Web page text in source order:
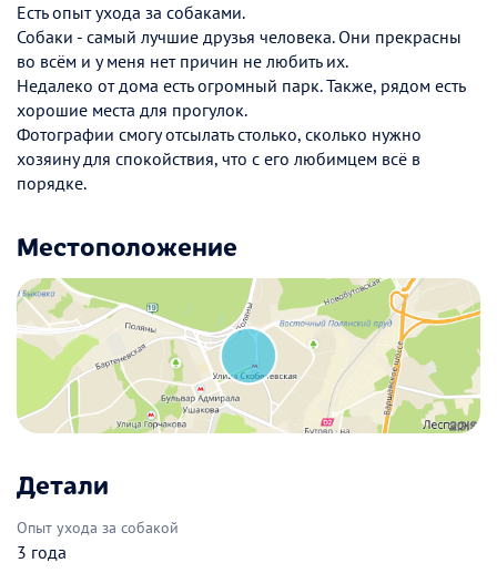
Есть опыт ухода за собаками.
Собаки - самый лучшие друзья человека. Они прекрасны
во всём и у меня нет причин не любить их.
Недалеко от дома есть огромный парк. Также, рядом есть
хорошие места для прогулок.
Фотографии смогу отсылать столько, сколько нужно
хозяину для спокойствия, что с его любимцем всё в
порядке.
Местоположение
Детали
Опыт ухода за собакой
3 года